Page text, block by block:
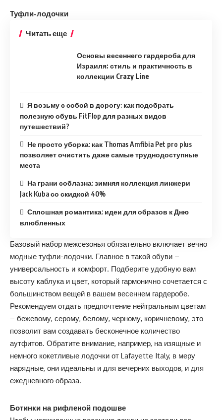
Туфли-лодочки
Читать еще
Основы весеннего гардероба для
Израиля: стиль и практичность в
коллекции Crazy Line
Я возьму с собой в дорогу: как подобрать
полезную обувь FitFlop для разных видов
путешествий?
Не просто уборка: как Thomas Amfibia Pet pro plus
позволяет очистить даже самые труднодоступные
места
На грани соблазна: зимняя коллекция линжери
Jack Kuba со скидкой 40%
Сплошная романтика: идеи для образов к Дню
влюбленных
Базовый набор межсезонья обязательно включает вечно
модные туфли-лодочки. Главное в такой обуви –
универсальность и комфорт. Подберите удобную вам
высоту каблука и цвет, который гармонично сочетается с
большинством вещей в вашем весеннем гардеробе.
Рекомендуем отдать предпочтение нейтральным цветам
– бежевому, серому, белому, черному, коричневому, это
позволит вам создавать бесконечное количество
аутфитов. Обратите внимание, например, на изящные и
немного кокетливые лодочки от Lafayette Italy, в меру
нарядные, они идеальны и для вечерних выходов, и для
ежедневного образа.
Ботинки на рифленой подошве